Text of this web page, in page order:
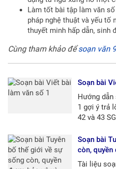
Làm tốt bài tập làm văn
pháp nghệ thuật và yếu tố
thuyết minh hấp dẫn, sinh
Cùng tham khảo đểsoạn văn 9
Soạn bài
Hướng
1 gợi ý trả
42 và 43
Soạn bài
còn, quyền
trẻ em
Tài liệu